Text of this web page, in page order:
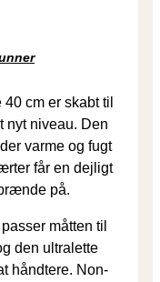
cm er skabt til
nyt niveau. Den
varme og fugt
får en dejligt
på.
måtten til
den ultralette
håndtere. Non-